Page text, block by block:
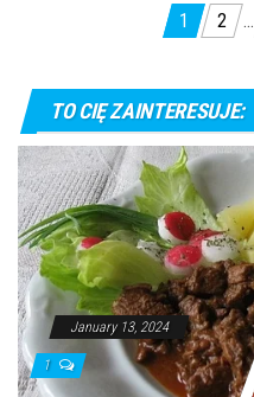
Posts pagination
1 2 …
TO CIĘ ZAINTERESUJE:
January 13, 2024
1